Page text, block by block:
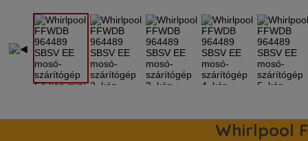
Whirlpool